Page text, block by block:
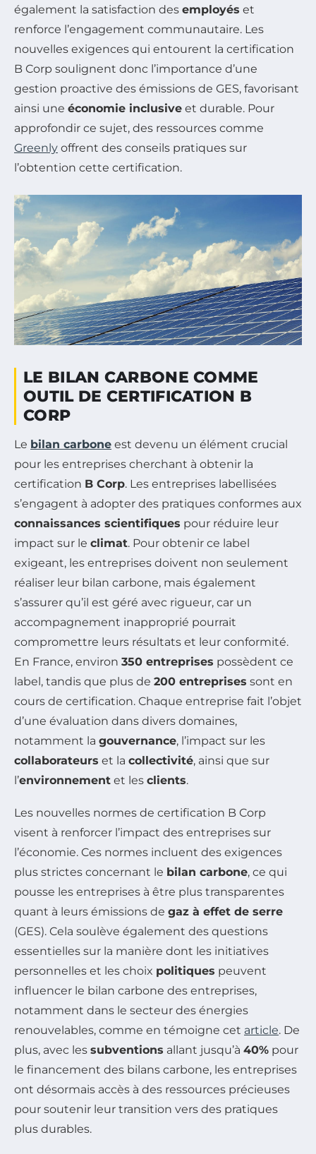
également la satisfaction des employés et
renforce l’engagement communautaire. Les
nouvelles exigences qui entourent la certification
B Corp soulignent donc l’importance d’une
gestion proactive des émissions de GES, favorisant
ainsi une économie inclusive et durable. Pour
approfondir ce sujet, des ressources comme
Greenly offrent des conseils pratiques sur
l’obtention cette certification.
LE BILAN CARBONE COMME
OUTIL DE CERTIFICATION B
CORP
Le bilan carbone est devenu un élément crucial
pour les entreprises cherchant à obtenir la
certification B Corp. Les entreprises labellisées
s’engagent à adopter des pratiques conformes aux
connaissances scientifiques pour réduire leur
impact sur le climat. Pour obtenir ce label
exigeant, les entreprises doivent non seulement
réaliser leur bilan carbone, mais également
s’assurer qu’il est géré avec rigueur, car un
accompagnement inapproprié pourrait
compromettre leurs résultats et leur conformité.
En France, environ 350 entreprises possèdent ce
label, tandis que plus de 200 entreprises sont en
cours de certification. Chaque entreprise fait l’objet
d’une évaluation dans divers domaines,
notamment la gouvernance, l’impact sur les
collaborateurs et la collectivité, ainsi que sur
l’environnement et les clients.
Les nouvelles normes de certification B Corp
visent à renforcer l’impact des entreprises sur
l’économie. Ces normes incluent des exigences
plus strictes concernant le bilan carbone, ce qui
pousse les entreprises à être plus transparentes
quant à leurs émissions de gaz à effet de serre
(GES). Cela soulève également des questions
essentielles sur la manière dont les initiatives
personnelles et les choix politiques peuvent
influencer le bilan carbone des entreprises,
notamment dans le secteur des énergies
renouvelables, comme en témoigne cet article. De
plus, avec les subventions allant jusqu’à 40% pour
le financement des bilans carbone, les entreprises
ont désormais accès à des ressources précieuses
pour soutenir leur transition vers des pratiques
plus durables.